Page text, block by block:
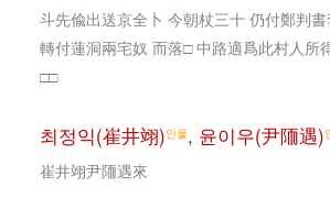
斗先偸出送京全卜 今朝杖三十 仍付鄭判
轉付蓮洞兩宅奴 而落□ 中路適爲此村人所
□□
최정익(崔井翊)인물, 윤이우(尹陑遇)
崔井翊尹陑遇來